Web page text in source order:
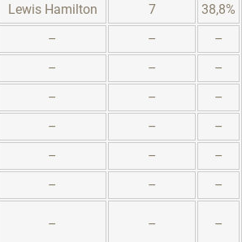
Lewis Hamilton 7
38,8%
– –
–
– –
–
– –
–
– –
–
– –
–
– –
–
– – –